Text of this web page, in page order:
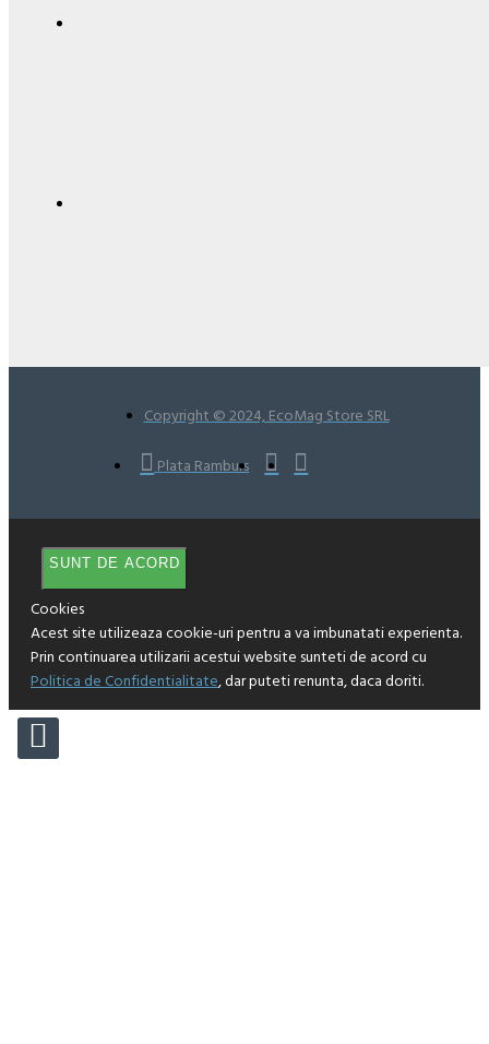
Copyright © 2024, EcoMag Store SRL
Plata Ramburs
SUNT DE ACORD
Cookies
Acest site utilizeaza cookie-uri pentru a va imbunatati experienta.
Prin continuarea utilizarii acestui website sunteti de acord cu
Politica de Confidentialitate, dar puteti renunta, daca doriti.